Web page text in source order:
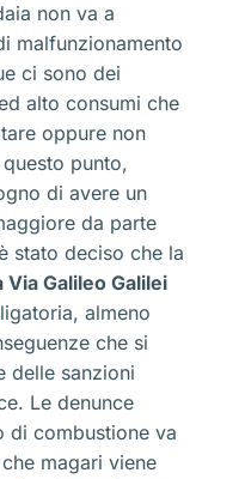
non va a
malfunzionamento
ci sono dei
alto consumi che
oppure non
punto,
di avere un
da parte
stato deciso che la
Galileo Galilei
almeno
che si
delle sanzioni
Le denunce
di combustione va
magari viene